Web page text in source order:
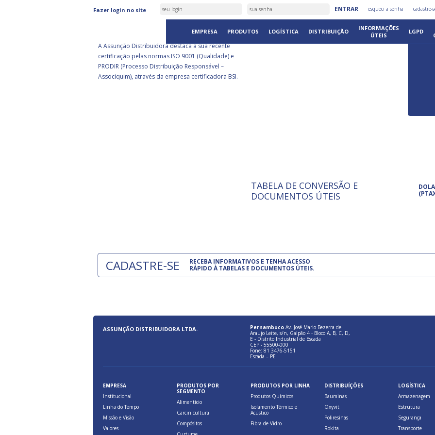
Fazer login no site ENTRAR esqueci a senha cadastre-
EMPRESA PRODUTOS LOGÍSTICA DISTRIBUIÇÃO
INFORMAÇÕES
ÚTEIS
LGPD
ASSUNÇÃO DISTRIBUIDORA É
CERTIFICADA PELA BSI
A Assunção Distribuidora destaca a sua recente
certificação pelas normas ISO 9001 (Qualidade) e
PRODIR (Processo Distribuição Responsável –
Associquim), através da empresa certificadora BSI.
ISO 9001: 2015
A International Organization for
Standardization é um conjunto de
TABELA DE CONVERSÃO E
DOCUMENTOS ÚTEIS
CADASTRE-SE
RECEBA INFORMATIVOS E TENHA ACESSO
RÁPIDO À TABELAS E DOCUMENTOS ÚTEIS.
ASSUNÇÃO DISTRIBUIDORA LTDA. Pernambuco Av. José Mario Bezerra de
Araujo Leite, s/n, Galpão 4 - Bloco A, B, C, D,
E - Distrito Industrial de Escada
CEP - 55500-000
Fone: 81 3476-5151
Escada – PE
EMPRESA
Institucional
Linha do Tempo
Missão e Visão
Valores
PRODUTOS POR
SEGMENTO
Alimentício
Carcinicultura
Compósitos
PRODUTOS POR LINHA
Produtos Químicos
Isolamento Térmico e
Acústico
Fibra de Vidro
DISTRIBUÍÇÕES
Bauminas
Oxyvit
Poliresinas
Rokita
LOGÍSTICA
Armazenagem
Estrutura
Segurança
Transporte